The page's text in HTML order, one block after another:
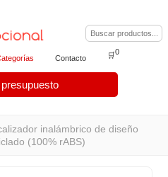
Contacto 🛒0
inalámbrico de diseño
(100% rABS)